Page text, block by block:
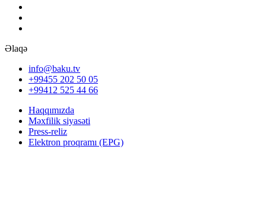
Əlaqə
info@baku.tv
+99455 202 50 05
+99412 525 44 66
Haqqımızda
Məxfilik siyasəti
Press-reliz
Elektron proqramı (EPG)